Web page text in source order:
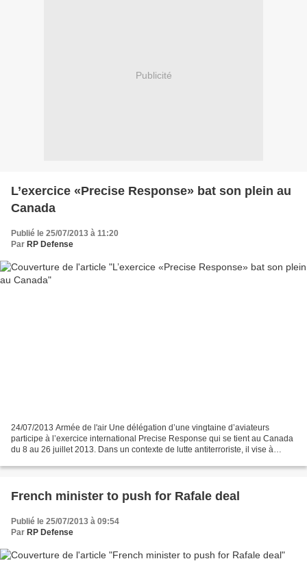
Publicité
L’exercice «Precise Response» bat son plein au
Canada
Publié le 25/07/2013 à 11:20
Par RP Defense
24/07/2013 Armée de l'air Une délégation d’une vingtaine d’aviateurs
participe à l’exercice international Precise Response qui se tient au Canada
du 8 au 26 juillet 2013. Dans un contexte de lutte antiterroriste, il vise à
French minister to push for Rafale deal
Publié le 25/07/2013 à 09:54
Par RP Defense